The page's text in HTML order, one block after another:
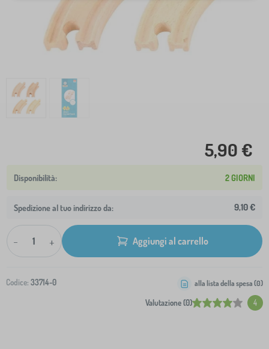
5,90 €
2 GIORNI
Spedizione al tuo indirizzo da: 9,10 €
- + Aggiungi al carrello
Codice: 33714-0
Valutazione (0) 4
alla lista della spesa (0)